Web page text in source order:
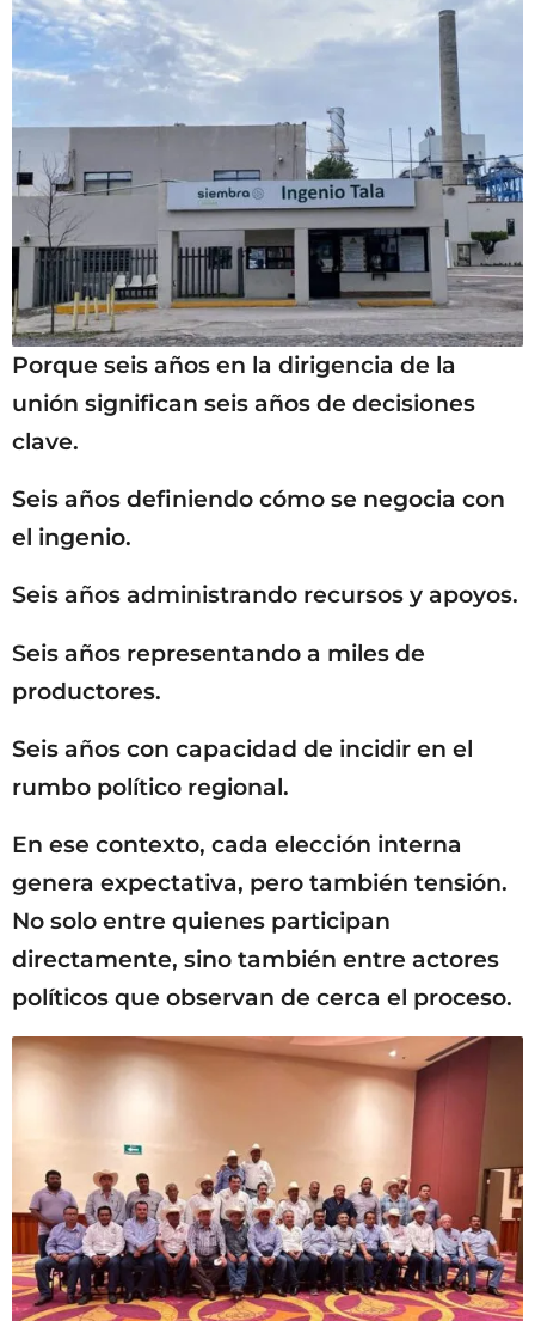
Porque seis años en la dirigencia de la
unión significan seis años de decisiones
clave.
Seis años definiendo cómo se negocia con
el ingenio.
Seis años administrando recursos y apoyos.
Seis años representando a miles de
productores.
Seis años con capacidad de incidir en el
rumbo político regional.
En ese contexto, cada elección interna
genera expectativa, pero también tensión.
No solo entre quienes participan
directamente, sino también entre actores
políticos que observan de cerca el proceso.